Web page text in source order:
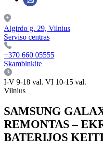
Algirdo g. 29, Vilnius
Serviso centras
+370 660 05555
Skambinkite
I-V 9-18 val. VI 10-15 val.
Vilnius
SAMSUNG
REMONTAS –
BATERIJOS